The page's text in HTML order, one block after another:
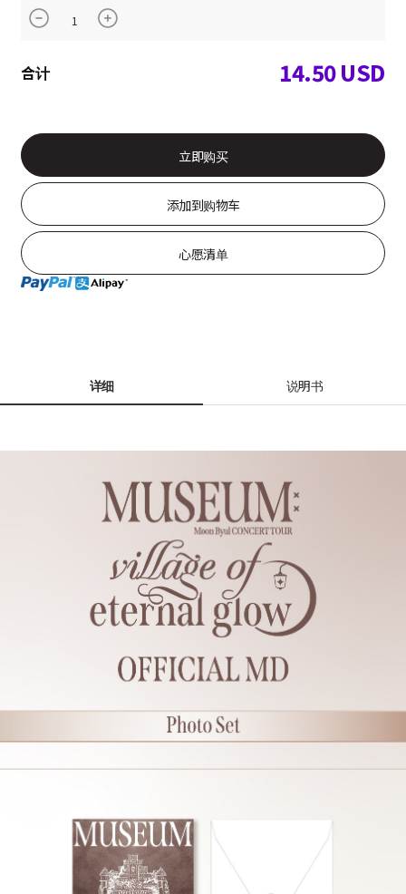
合计 14.50USD
立即购买
添加到购物车
心愿清单
详细 说明书